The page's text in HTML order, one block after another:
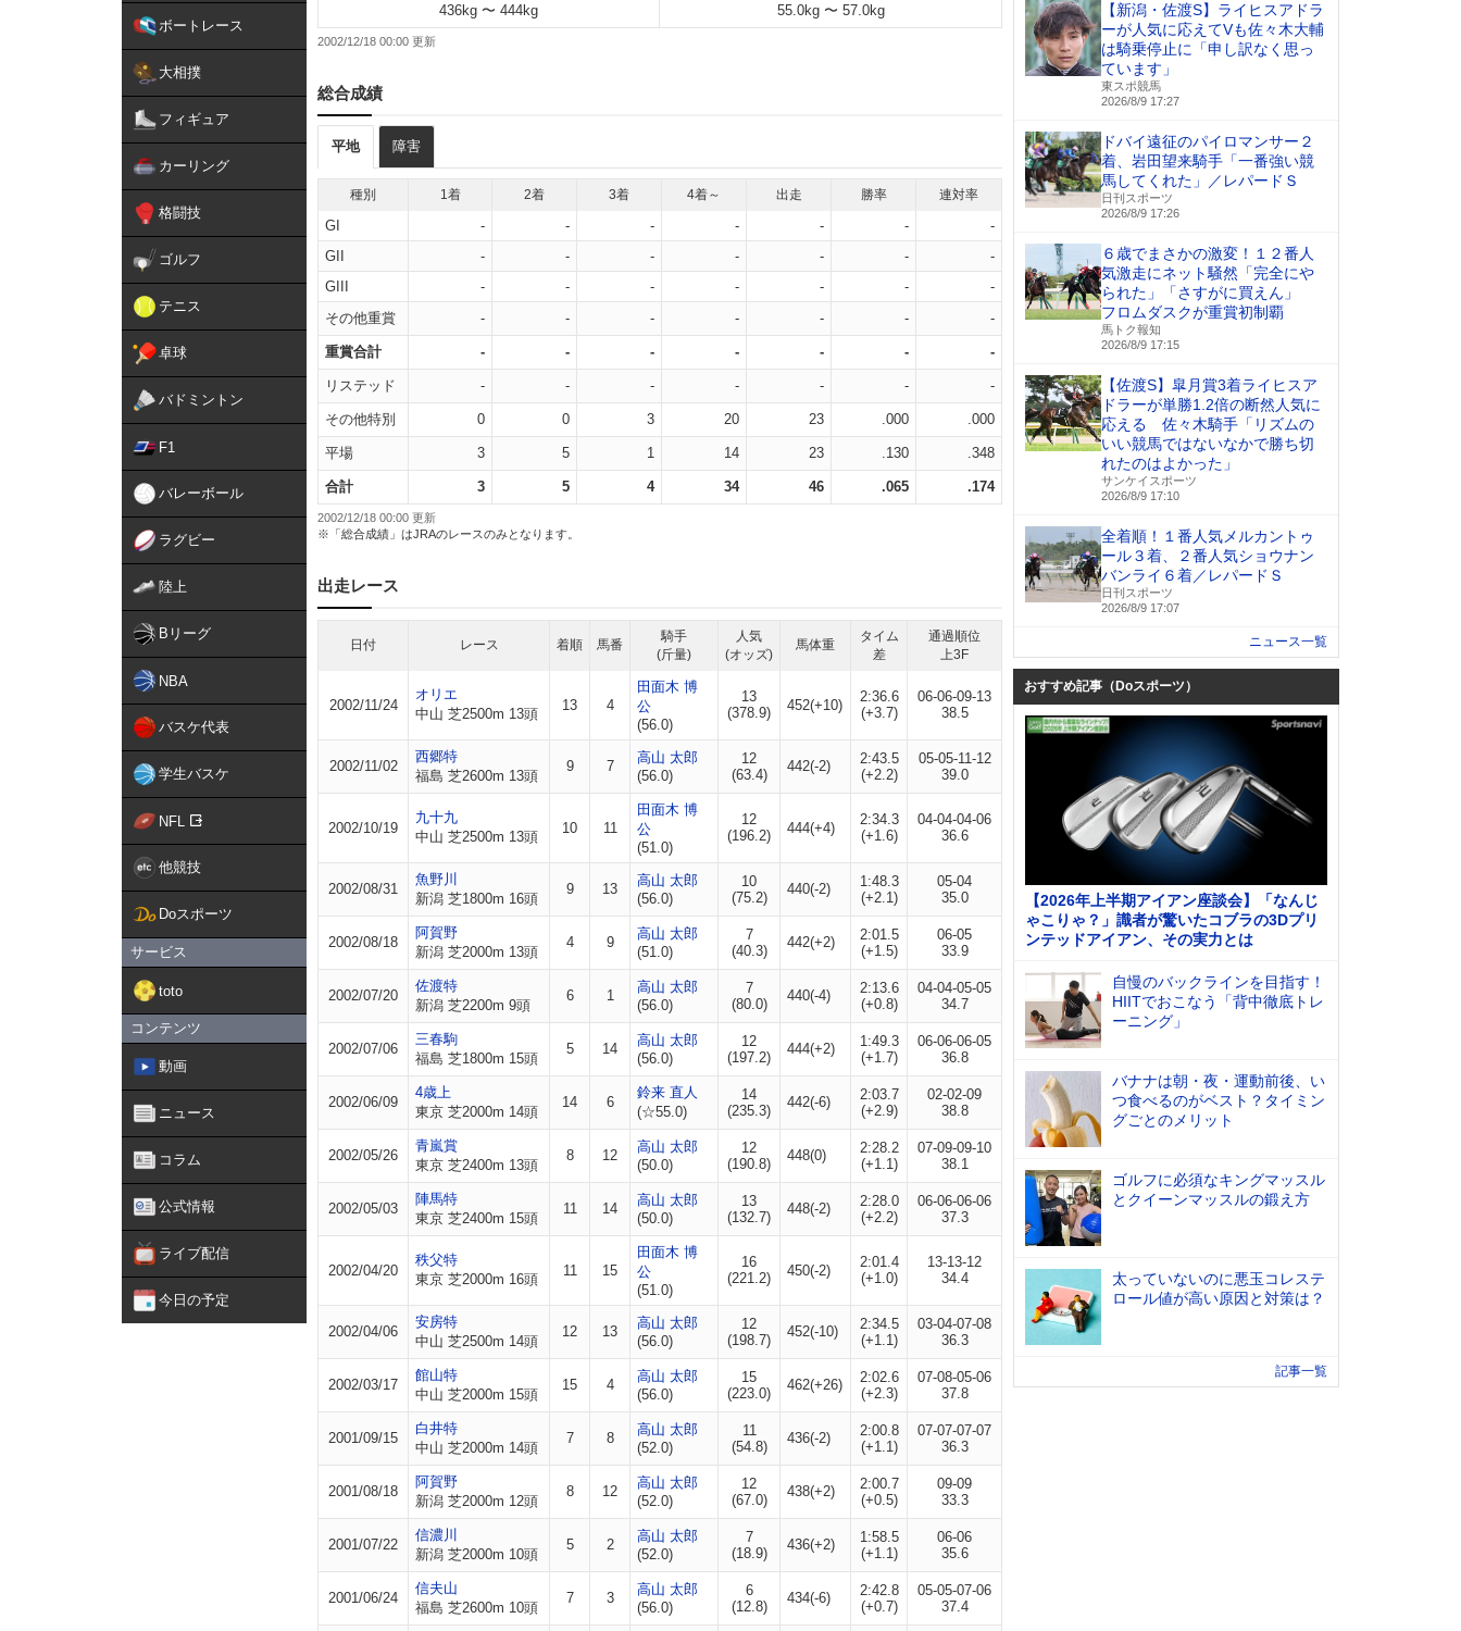
ボートレース
大相撲
フィギュア
カーリング
格闘技
ゴルフ
テニス
卓球
バドミントン
F1
バレーボール
ラグビー
陸上
Bリーグ
NBA
バスケ代表
学生バスケ
NFL
他競技
Doスポーツ
サービス
toto
コンテンツ
動画
ニュース
コラム
公式情報
ライブ配信
今日の予定
436kg 〜 444kg 55.0kg 〜 57.0kg
2002/12/18 00:00
総合成績
平地 障害
種別 1着 2着 3着 4着～ 出走 勝率 連対率
GI - - - - - -
-
GII
- - - - - -
-
GIII
- - - - - -
-
その他重賞
- - - - - - -
重賞合計 - - - - - - -
リステッド - - - - - - -
その他特別 0 0 3 20 23 .000 .000
平場 3 5 1 14 23 .130 .348
合計 3 5 4 34 46 .065 .174
2002/12/18 00:00 更新
※「総合成績」はJRAのレースのみとなります。
出走レース
日付 レース 着順 馬番
騎手
(斤量)
人気
(オッズ)
馬体重
タイム
差
通過順位
上3F
2002/11/24
オリエ
中山 芝2500m 13頭
13 4
田面木 博
公
(56.0)
13
(378.9)
452(+10)
2:36.6
(+3.7)
06-06-09-13
38.5
2002/11/02
西郷特
福島 芝2600m 13頭
9 7
高山 太郎
(56.0)
12
(63.4)
442(-2)
2:43.5
(+2.2)
05-05-11-12
39.0
2002/10/19
九十九
中山 芝2500m 13頭
10 11
田面木 博
公
(51.0)
12
(196.2)
444(+4)
2:34.3
(+1.6)
04-04-04-06
36.6
2002/08/31
魚野川
新潟 芝1800m 16頭
9 13
高山 太郎
(56.0)
10
(75.2)
440(-2)
1:48.3
(+2.1)
05-04
35.0
2002/08/18
阿賀野
新潟 芝2000m 13頭
4 9
高山 太郎
(51.0)
7
(40.3)
442(+2)
2:01.5
(+1.5)
06-05
33.9
2002/07/20
佐渡特
新潟 芝2200m 9頭
6 1
高山 太郎
(56.0)
7
(80.0)
440(-4)
2:13.6
(+0.8)
04-04-05-05
34.7
2002/07/06
三春駒
福島 芝1800m 15頭
5 14
高山 太郎
(56.0)
12
(197.2)
444(+2)
1:49.3
(+1.7)
06-06-06-05
36.8
2002/06/09
4歳上
東京 芝2000m 14頭
14 6
鈴来 直人
(☆55.0)
14
(235.3)
442(-6)
2:03.7
(+2.9)
02-02-09
38.8
2002/05/26
青嵐賞
東京 芝2400m 13頭
8 12
高山 太郎
(50.0)
12
(190.8)
448(0)
2:28.2
(+1.1)
07-09-09-10
38.1
2002/05/03
陣馬特
東京 芝2400m 15頭
11 14
高山 太郎
(50.0)
13
(132.7)
448(-2)
2:28.0
(+2.2)
06-06-06-06
37.3
2002/04/20
秩父特
東京 芝2000m 16頭
11 15
田面木 博
公
(51.0)
16
(221.2)
450(-2)
2:01.4
(+1.0)
13-13-12
34.4
2002/04/06
安房特
中山 芝2500m 14頭
12 13
高山 太郎
(56.0)
12
(198.7)
452(-10)
2:34.5
(+1.1)
03-04-07-08
36.3
2002/03/17
館山特
中山 芝2000m 15頭
15 4
高山 太郎
(56.0)
15
(223.0)
462(+26)
2:02.6
(+2.3)
07-08-05-06
37.8
2001/09/15
白井特
中山 芝2000m 14頭
7 8
高山 太郎
(52.0)
11
(54.8)
436(-2)
2:00.8
(+1.1)
07-07-07-07
36.3
2001/08/18
阿賀野
新潟 芝2000m 12頭
8 12
高山 太郎
(52.0)
12
(67.0)
438(+2)
2:00.7
(+0.5)
09-09
33.3
2001/07/22
信濃川
新潟 芝2000m 10頭
5 2
高山 太郎
(52.0)
7
(18.9)
436(+2)
1:58.5
(+1.1)
06-06
35.6
2001/06/24
信夫山
福島 芝2600m 10頭
7 3
高山 太郎
(56.0)
6
(12.8)
434(-6)
2:42.8
(+0.7)
05-05-07-06
37.4
【新潟・佐渡S】ライヒスアドラ
ーが人気に応えてVも佐々木大輔
は騎乗停止に「申し訳なく思っ
ています」
東スポ競馬
2026/8/9 17:27
ドバイ遠征のパイロマンサー２
着、岩田望来騎手「一番強い競
馬してくれた」／レパードＳ
日刊スポーツ
2026/8/9 17:26
６歳でまさかの激変！１２番人
気激走にネット騒然「完全にや
られた」「さすがに買えん」
フロムダスクが重賞初制覇
馬トク報知
2026/8/9 17:15
【佐渡S】皐月賞3着ライヒスア
ドラーが単勝1.2倍の断然人気に
応える 佐々木騎手「リズムの
いい競馬ではないなかで勝ち切
れたのはよかった」
サンケイスポーツ
2026/8/9 17:10
全着順！１番人気メルカントゥ
ール３着、２番人気ショウナン
バンライ６着／レパードＳ
日刊スポーツ
2026/8/9 17:07
ニュース一覧
おすすめ記事（Doスポーツ）
【2026年上半期アイアン座談会】「なんじ
ゃこりゃ？」識者が驚いたコブラの3Dプリ
ンテッドアイアン、その実力とは
自慢のバックラインを目指す！
HIITでおこなう「背中徹底トレ
ーニング」
バナナは朝・夜・運動前後、い
つ食べるのがベスト？タイミン
グごとのメリット
ゴルフに必須なキングマッスル
とクイーンマッスルの鍛え方
太っていないのに悪玉コレステ
ロール値が高い原因と対策は？
記事一覧